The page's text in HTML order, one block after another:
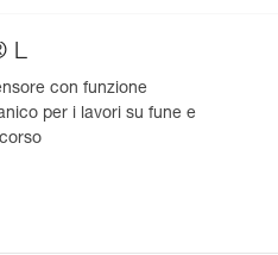
L
con funzione
per i lavori su fune e